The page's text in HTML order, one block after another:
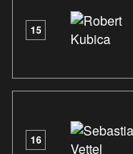
15
16